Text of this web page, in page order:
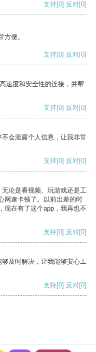
支持[0] 反对[0]
便。
支持[0] 反对[0]
速度和安全性的连接，并帮
支持[0] 反对[0]
会泄露个人信息，让我非常
支持[0] 反对[0]
论是看视频、玩游戏还是工
网速卡顿了。以前出差的时
现在有了这个app，我再也不
支持[0] 反对[0]
及时解决，让我能够安心工
支持[0] 反对[0]